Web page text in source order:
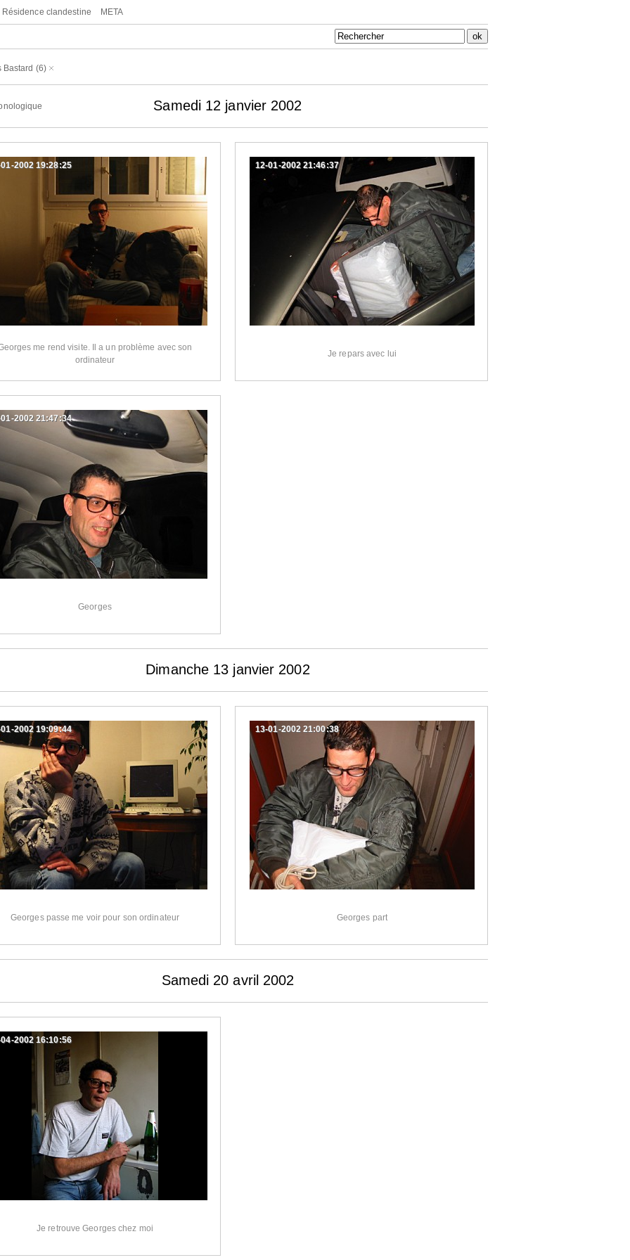
Résidence clandestine META
Bastard (6)
Samedi 12 janvier 2002
me rend visite. Il a un problème avec son
ordinateur
2002 19:28:25
Je repars avec lui
12-01-2002 21:46:37
Georges
2002 21:47:34
Dimanche 13 janvier 2002
Georges passe me voir pour son ordinateur
2002 19:09:44
Georges part
13-01-2002 21:00:38
Samedi 20 avril 2002
Je retrouve Georges chez moi
2002 16:10:56